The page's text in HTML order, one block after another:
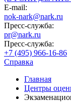
E-mail:
nok-nark@nark.ru
Пресс-служба:
pr@nark.ru
Пресс-служба:
+7 (495) 966-16-86
Справка
Главная
Центры